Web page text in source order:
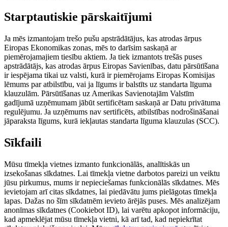
Starptautiskie pārskaitījumi
Ja mēs izmantojam trešo pušu apstrādātājus, kas atrodas ārpus
Eiropas Ekonomikas zonas, mēs to darīsim saskaņā ar
piemērojamajiem tiesību aktiem. Ja tiek izmantots trešās puses
apstrādātājs, kas atrodas ārpus Eiropas Savienības, datu pārsūtīšana
ir iespējama tikai uz valsti, kurā ir piemērojams Eiropas Komisijas
lēmums par atbilstību, vai ja līgums ir balstīts uz standarta līguma
klauzulām. Pārsūtīšanas uz Amerikas Savienotajām Valstīm
gadījumā uzņēmumam jābūt sertificētam saskaņā ar Datu privātuma
regulējumu. Ja uzņēmums nav sertificēts, atbilstības nodrošināšanai
jāparaksta līgums, kurā iekļautas standarta līguma klauzulas (SCC).
Sīkfaili
Mūsu tīmekļa vietnes izmanto funkcionālās, analītiskās un
izsekošanas sīkdatnes. Lai tīmekļa vietne darbotos pareizi un veiktu
jūsu pirkumus, mums ir nepieciešamas funkcionālās sīkdatnes. Mēs
ievietojam arī citas sīkdatnes, lai piedāvātu jums pielāgotas tīmekļa
lapas. Dažas no šīm sīkdatnēm ievieto ārējās puses. Mēs analizējam
anonīmas sīkdatnes (Cookiebot ID), lai varētu apkopot informāciju,
kad apmeklējat mūsu tīmekļa vietni, kā arī tad, kad nepiekrītat